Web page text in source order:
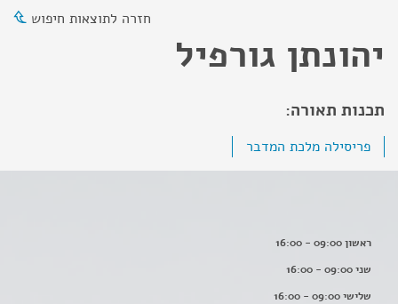
חזרה לתוצאות חיפוש
יהונתן גורפיל
תכנות תאורה:
פריסילה מלכת המדבר
ראשון 09:00 - 16:00
שני 09:00 - 16:00
שלישי 09:00 - 16:00